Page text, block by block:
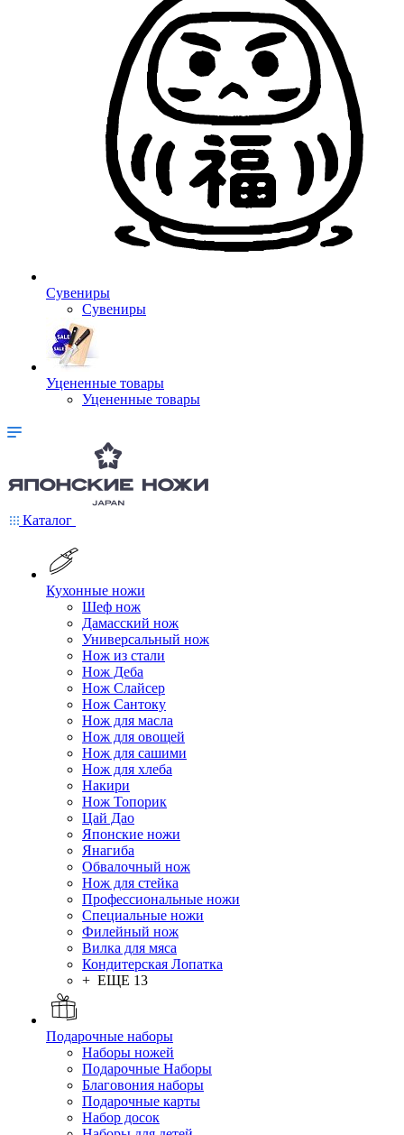
Сувениры
Сувениры
Уцененные товары
Уцененные товары
Каталог
Кухонные ножи
Шеф нож
Дамасский нож
Универсальный нож
Нож из стали
Нож Деба
Нож Слайсер
Нож Сантоку
Нож для масла
Нож для овощей
Нож для сашими
Нож для хлеба
Накири
Нож Топорик
Цай Дао
Японские ножи
Янагиба
Обвалочный нож
Нож для стейка
Профессиональные ножи
Специальные ножи
Филейный нож
Вилка для мяса
Кондитерская Лопатка
+ ЕЩЕ 13
Подарочные наборы
Наборы ножей
Подарочные Наборы
Благовония наборы
Подарочные карты
Набор досок